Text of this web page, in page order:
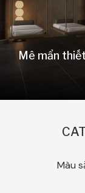
Mê mẩn
Màu